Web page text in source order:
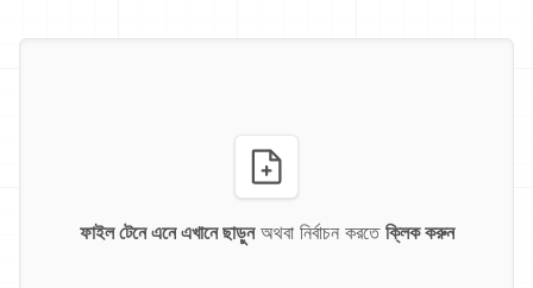
ফাইল টেনে এনে এখানে ছাড়ুনঅথবা নির্বাচন করতে ক্লিক করুন